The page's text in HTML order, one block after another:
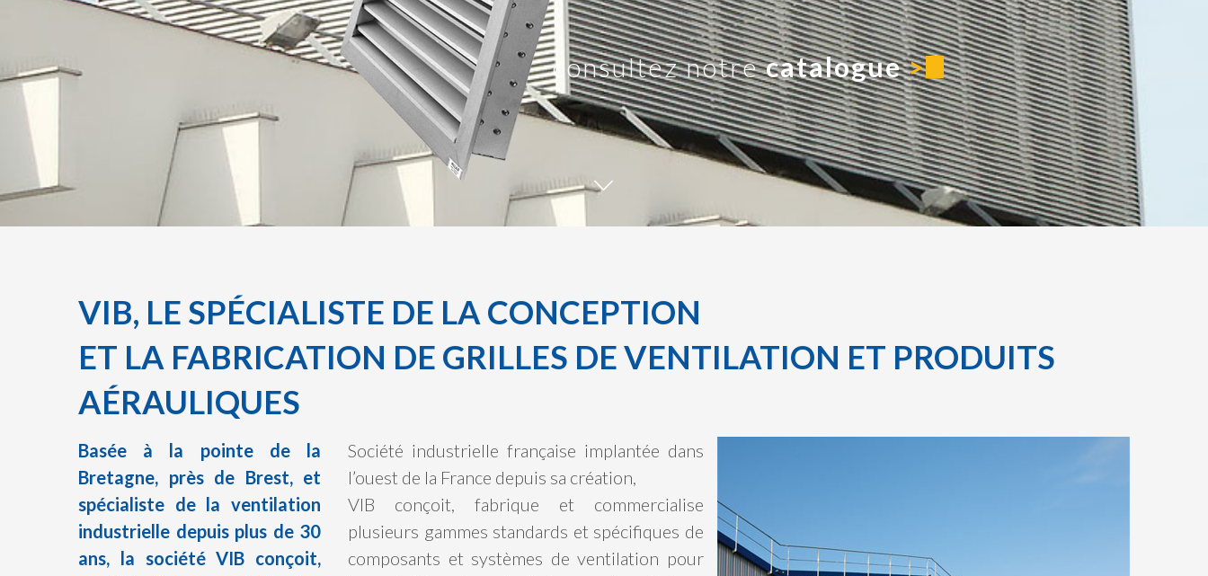
VIB, LE SPÉCIALISTE DE LA CONCEPTION
ET LA FABRICATION DE GRILLES DE VENTILATION ET PRODUITS
AÉRAULIQUES
Basée à la pointe de la
Bretagne, près de Brest, et
spécialiste de la ventilation
industrielle depuis plus de 30
ans, la société VIB conçoit,
Société industrielle française implantée dans
l’ouest de la France depuis sa création,
VIB conçoit, fabrique et commercialise
plusieurs gammes standards et spécifiques de
composants et systèmes de ventilation pour